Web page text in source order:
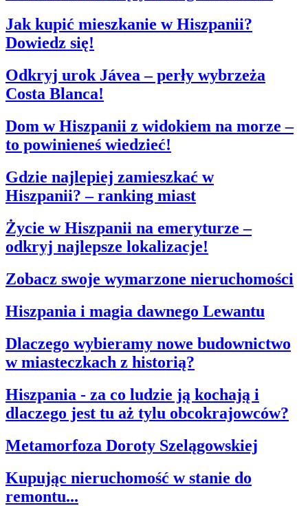
Jak kupić mieszkanie w Hiszpanii?
Dowiedz się!
Odkryj urok Jávea – perły wybrzeża
Costa Blanca!
Dom w Hiszpanii z widokiem na morze –
to powinieneś wiedzieć!
Gdzie najlepiej zamieszkać w
Hiszpanii? – ranking miast
Życie w Hiszpanii na emeryturze –
odkryj najlepsze lokalizacje!
Zobacz swoje wymarzone nieruchomości
Hiszpania i magia dawnego Lewantu
Dlaczego wybieramy nowe budownictwo
w miasteczkach z historią?
Hiszpania - za co ludzie ją kochają i
dlaczego jest tu aż tylu obcokrajowców?
Metamorfoza Doroty Szelągowskiej
Kupując nieruchomość w stanie do
remontu...